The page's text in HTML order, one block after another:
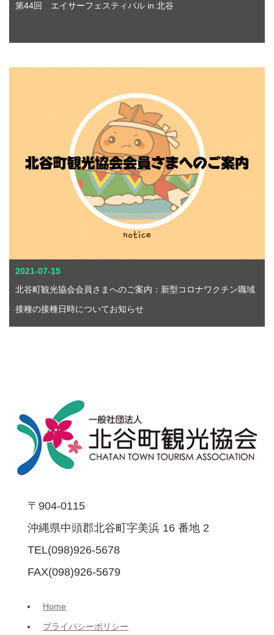
第44回 エイサーフェスティバル in 北谷
2021-07-15
北谷町観光協会会員さまへのご案内：新型コロナワクチン職域
接種の接種日時についてお知らせ
〒904-0115
沖縄県中頭郡北谷町字美浜 16 番地 2
TEL(098)926-5678
FAX(098)926-5679
Home
プライバシーポリシー